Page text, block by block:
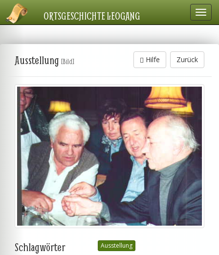
ORTSGESCHICHTE LEOGANG
Zurück
Hilfe
Ausstellung [Bild]
Schlagwörter Ausstellung